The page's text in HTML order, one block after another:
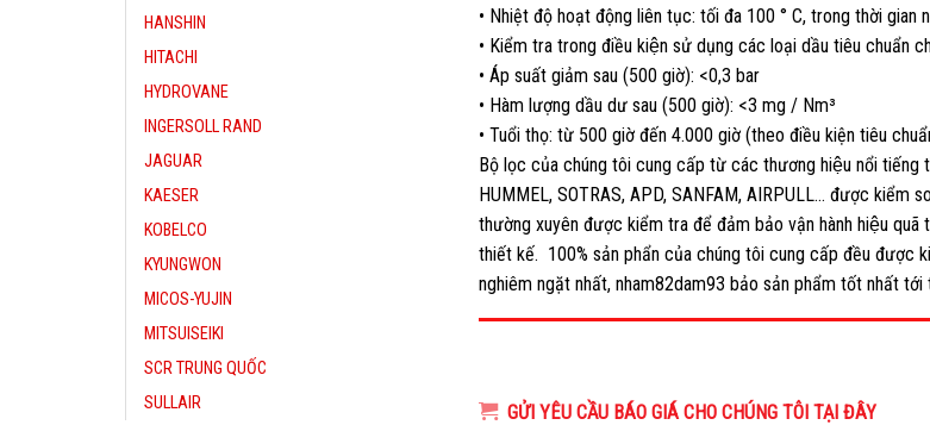
• Nhiệt độ hoạt động liên tục: tối đa 100 ° C, trong thời gian
• Kiểm tra trong điều kiện sử dụng các loại dầu tiêu chuẩn
• Áp suất giảm sau (500 giờ): <0,3 bar
• Hàm lượng dầu dư sau (500 giờ): <3 mg / Nm³
• Tuổi thọ: từ 500 giờ đến 4.000 giờ (theo điều kiện tiêu
Bộ lọc của chúng tôi cung cấp từ các thương hiệu nổi tiếng
HUMMEL, SOTRAS, APD, SANFAM, AIRPULL… được kiểm
thường xuyên được kiểm tra để đảm bảo vận hành hiệu
thiết kế. 100% sản phẩn của chúng tôi cung cấp đều được
nghiêm ngặt nhất, nham82dam93 bảo sản phẩm tốt nhất tới
GỬI YÊU CẦU BÁO GIÁ CHO CHÚNG TÔI TẠI ĐÂY
HANSHIN
HITACHI
HYDROVANE
INGERSOLL RAND
JAGUAR
KAESER
KOBELCO
KYUNGWON
MICOS-YUJIN
MITSUISEIKI
SCR TRUNG QUỐC
SULLAIR